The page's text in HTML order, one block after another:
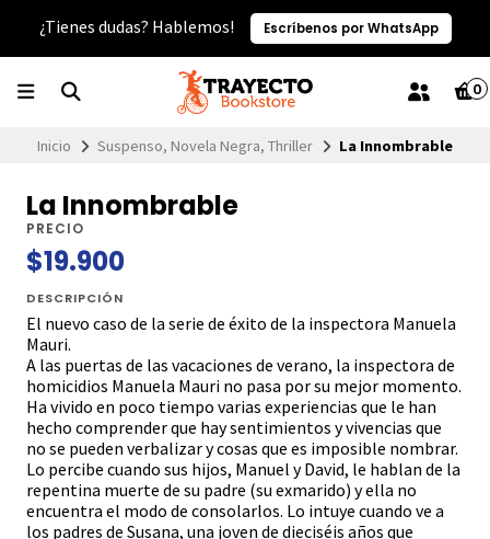
¿Tienes dudas? Hablemos! Escríbenos por WhatsApp
0
Inicio Suspenso, Novela Negra, Thriller La Innombrable
La Innombrable
PRECIO
$19.900
DESCRIPCIÓN
El nuevo caso de la serie de éxito de la inspectora Manuela
Mauri.
A las puertas de las vacaciones de verano, la inspectora de
homicidios Manuela Mauri no pasa por su mejor momento.
Ha vivido en poco tiempo varias experiencias que le han
hecho comprender que hay sentimientos y vivencias que
no se pueden verbalizar y cosas que es imposible nombrar.
Lo percibe cuando sus hijos, Manuel y David, le hablan de la
repentina muerte de su padre (su exmarido) y ella no
encuentra el modo de consolarlos. Lo intuye cuando ve a
los padres de Susana, una joven de dieciséis años que